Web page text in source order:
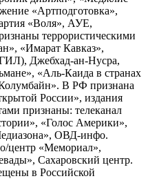
«Артподготовка»,
«Воля», АУЕ,
террористическими
«Имарат Кавказ»,
Джебхад-ан-Нусра,
«Аль-Каида в странах
В РФ признана
России», издания
признаны: телеканал
«Голос Америки»,
ОВД-инфо.
центр «Мемориал»,
Сахаровский центр.
в Российской